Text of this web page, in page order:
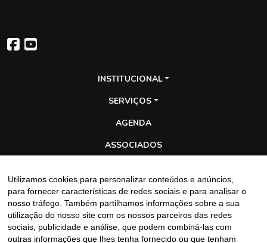
INSTITUCIONAL
SERVIÇOS
AGENDA
ASSOCIADOS
GALERIA
BLOG
Utilizamos cookies para personalizar conteúdos e anúncios,
para fornecer características de redes sociais e para analisar o
nosso tráfego. Também partilhamos informações sobre a sua
utilização do nosso site com os nossos parceiros das redes
sociais, publicidade e análise, que podem combiná-las com
outras informações que lhes tenha fornecido ou que tenham